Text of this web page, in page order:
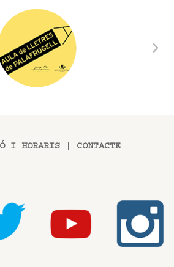
I HORARIS CONTACTE